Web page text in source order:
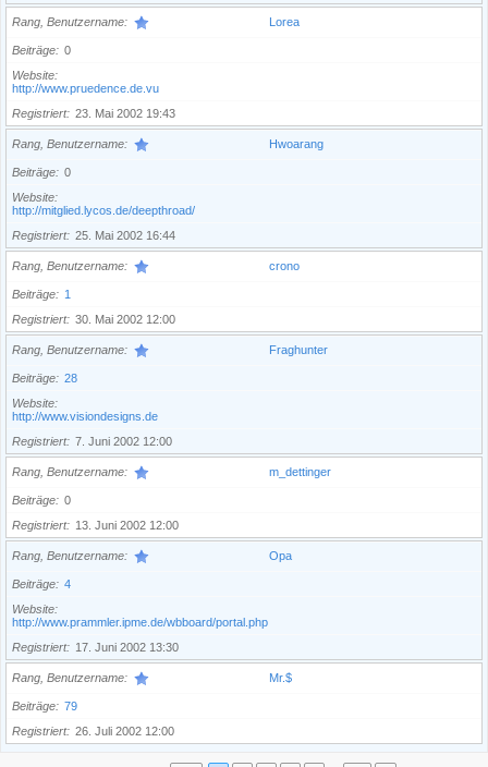
Rang, Benutzername Lorea
Beiträge
0
Website
http://www.pruedence.de.vu
Registriert
23. Mai 2002 19:43
Rang, Benutzername Hwoarang
Beiträge
0
Website
http://mitglied.lycos.de/deepthroad/
Registriert
25. Mai 2002 16:44
Rang, Benutzername crono
Beiträge
1
Registriert
30. Mai 2002 12:00
Rang, Benutzername Fraghunter
Beiträge
28
Website
http://www.visiondesigns.de
Registriert
7. Juni 2002 12:00
Rang, Benutzername m_dettinger
Beiträge
0
Registriert
13. Juni 2002 12:00
Rang, Benutzername Opa
Beiträge
4
Website
http://www.prammler.ipme.de/wbboard/portal.php
Registriert
17. Juni 2002 13:30
Rang, Benutzername Mr.$
Beiträge
79
Registriert
26. Juli 2002 12:00